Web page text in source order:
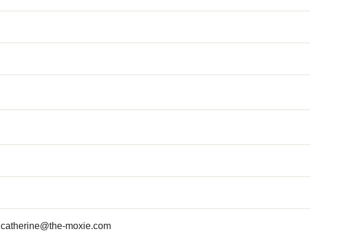
catherine@the-moxie.com